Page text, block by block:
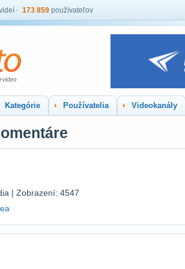
173 859 používateľov
Kategórie Používatelia Videokanály
| Zobrazení: 4547